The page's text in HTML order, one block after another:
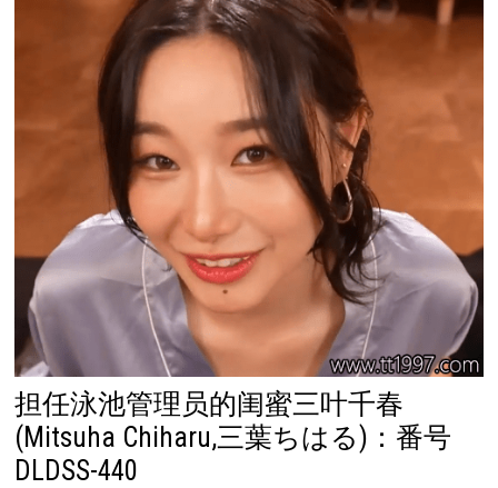
担任泳池管理员的闺蜜三叶千春
(Mitsuha Chiharu,三葉ちはる)：番号
DLDSS-440